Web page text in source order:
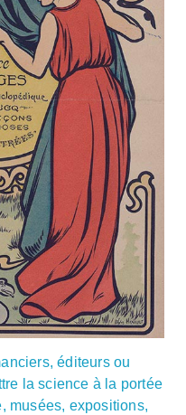
éditeurs ou
la science à la portée
musées, expositions,